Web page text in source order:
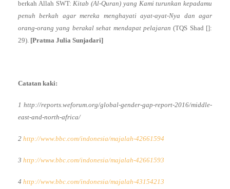
berkah Allah SWT:Kitab (Al-Quran) yang Kami turunkan kepadamu
penuh berkah agar mereka menghayati ayat-ayat-Nya dan agar
orang-orang yang berakal sehat mendapat pelajaran(TQS Shad []:
29). [Pratma Julia Sunjadari]
Catatan kaki:
1 http://reports.weforum.org/global-gender-gap-report-2016/middle-
east-and-north-africa/
2 http://www.bbc.com/indonesia/majalah-42661594
3 http://www.bbc.com/indonesia/majalah-42661593
4 http://www.bbc.com/indonesia/majalah-43154213